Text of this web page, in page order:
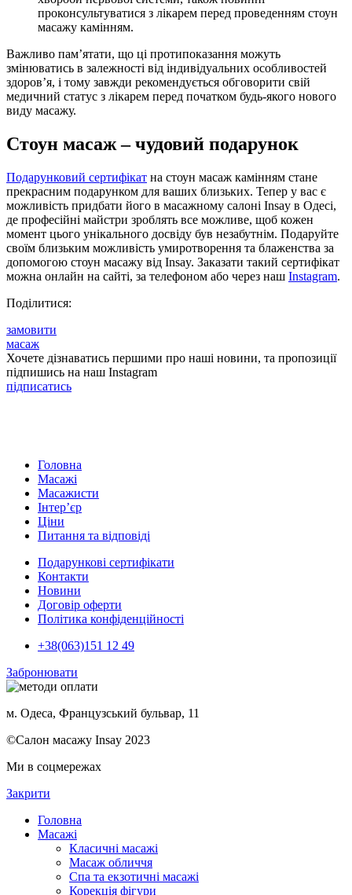
проконсультуватися з лікарем перед проведенням стоун
масажу камінням.
Важливо пам’ятати, що ці протипоказання можуть
змінюватись в залежності від індивідуальних особливостей
здоров’я, і тому завжди рекомендується обговорити свій
медичний статус з лікарем перед початком будь-якого нового
виду масажу.
Стоун масаж – чудовий подарунок
Подарунковий сертифікат на стоун масаж камінням стане
прекрасним подарунком для ваших близьких. Тепер у вас є
можливість придбати його в масажному салоні Insay в Одесі,
де професійні майстри зроблять все можливе, щоб кожен
момент цього унікального досвіду був незабутнім. Подаруйте
своїм близьким можливість умиротворення та блаженства за
допомогою стоун масажу від Insay. Заказати такий сертифікат
можна онлайн на сайті, за телефоном або через наш Instagram.
Поділитися:
замовити
масаж
Хочете дізнаватись першими про наші новини, та пропозиції
підпишись на наш Instagram
підписатись
Головна
Масажі
Масажисти
Інтер’єр
Ціни
Питання та відповіді
Подарункові сертифікати
Контакти
Новини
Договір оферти
Політика конфіденційності
+38(063)151 12 49
Забронювати
м. Одеса, Французський бульвар, 11
©Салон масажу Insay 2023
Ми в соцмережах
Закрити
Головна
Масажі
Класичні масажі
Масаж обличчя
Спа та екзотичні масажі
Корекція фігури